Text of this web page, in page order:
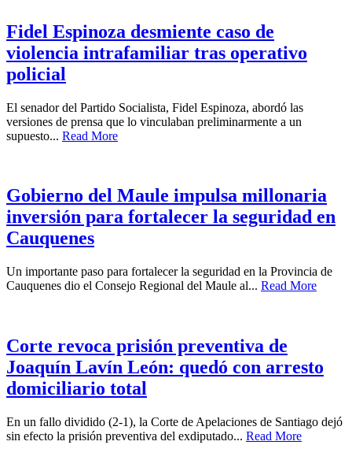
Fidel Espinoza desmiente caso de
violencia intrafamiliar tras operativo
policial
El senador del Partido Socialista, Fidel Espinoza, abordó las
versiones de prensa que lo vinculaban preliminarmente a un
supuesto... Read More
Gobierno del Maule impulsa millonaria
inversión para fortalecer la seguridad en
Cauquenes
Un importante paso para fortalecer la seguridad en la Provincia de
Cauquenes dio el Consejo Regional del Maule al... Read More
Corte revoca prisión preventiva de
Joaquín Lavín León: quedó con arresto
domiciliario total
En un fallo dividido (2-1), la Corte de Apelaciones de Santiago dejó
sin efecto la prisión preventiva del exdiputado... Read More